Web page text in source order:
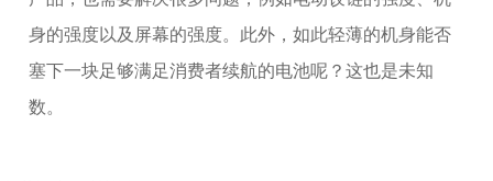
身的强度以及屏幕的强度。此外，如此轻薄的机身能否
塞下一块足够满足消费者续航的电池呢？这也是未知
数。